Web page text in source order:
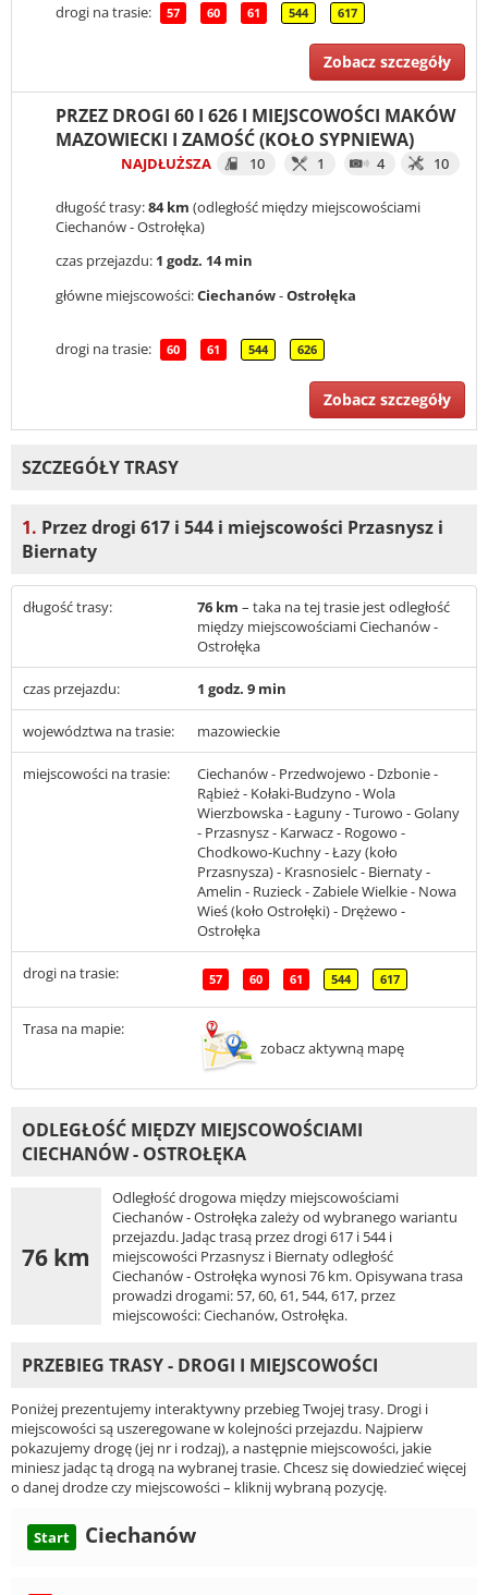
drogi na trasie: 57 60 61 544 617
Zobacz szczegóły
PRZEZ DROGI 60 I 626 I MIEJSCOWOŚCI MAKÓW
MAZOWIECKI I ZAMOŚĆ (KOŁO SYPNIEWA)
NAJDŁUŻSZA 10 1 4 10
długość trasy:84 km (odległość między miejscowościami
Ciechanów - Ostrołęka)
czas przejazdu: 1 godz. 14 min
główne miejscowości:Ciechanów-Ostrołęka
drogi na trasie: 60 61 544 626
Zobacz szczegóły
SZCZEGÓŁY TRASY
1. Przez drogi 617 i 544 i miejscowości Przasnysz i
Biernaty
długość trasy: 76 km – taka na tej trasie jest odległość
między miejscowościami Ciechanów -
Ostrołęka
czas przejazdu: 1 godz. 9 min
województwa na trasie: mazowieckie
miejscowości na trasie:
Ciechanów - Przedwojewo - Dzbonie -
Rąbież - Kołaki-Budzyno - Wola
Wierzbowska - Łaguny - Turowo - Golany
- Przasnysz - Karwacz - Rogowo -
Chodkowo-Kuchny - Łazy (koło
Przasnysza) - Krasnosielc - Biernaty -
Amelin - Ruzieck - Zabiele Wielkie - Nowa
Wieś (koło Ostrołęki) - Drężewo -
Ostrołęka
drogi na trasie: 57 60 61 544 617
Trasa na mapie:
zobacz aktywną mapę
ODLEGŁOŚĆ MIĘDZY MIEJSCOWOŚCIAMI
CIECHANÓW - OSTROŁĘKA
76 km
Odległość drogowa między miejscowościami
Ciechanów - Ostrołęka zależy od wybranego wariantu
przejazdu. Jadąc trasą przez drogi 617 i 544 i
miejscowości Przasnysz i Biernaty odległość
Ciechanów - Ostrołęka wynosi 76 km. Opisywana trasa
prowadzi drogami: 57, 60, 61, 544, 617, przez
miejscowości: Ciechanów, Ostrołęka.
PRZEBIEG TRASY - DROGI I MIEJSCOWOŚCI
Poniżej prezentujemy interaktywny przebieg Twojej trasy. Drogi i
miejscowości są uszeregowane w kolejności przejazdu. Najpierw
pokazujemy drogę (jej nr i rodzaj), a następnie miejscowości, jakie
miniesz jadąc tą drogą na wybranej trasie. Chcesz się dowiedzieć więcej
o danej drodze czy miejscowości – kliknij wybraną pozycję.
Start Ciechanów